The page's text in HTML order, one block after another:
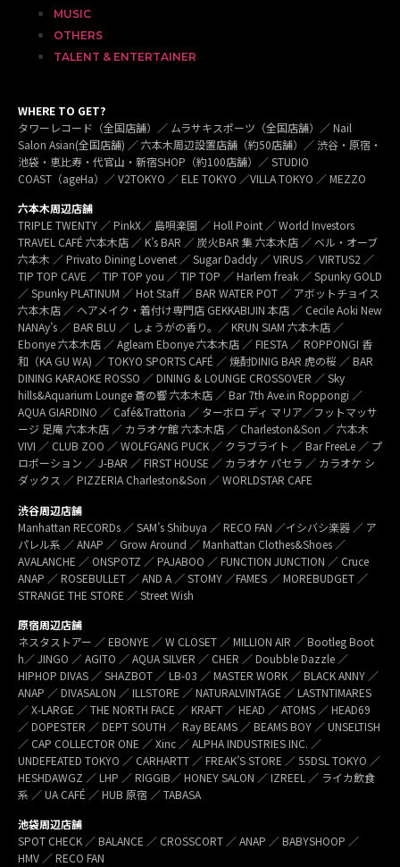
MUSIC
OTHERS
TALENT & ENTERTAINER
WHERE TO GET?
タワーレコード（全国店舗）／ ムラサキスポーツ（全国店舗）／ Nail
Salon Asian(全国店舗) ／ 六本木周辺設置店舗（約50店舗）／ 渋谷・原宿・
池袋・恵比寿・代官山・新宿SHOP（約100店舗）／ STUDIO
COAST（ageHa）／ V2TOKYO ／ ELE TOKYO ／VILLA TOKYO ／ MEZZO
六本木周辺店舗
TRIPLE TWENTY ／ PinkX／ 島唄楽園 ／ Holl Point ／ World Investors
TRAVEL CAFÉ 六本木店 ／ K’s BAR ／ 炭火BAR 集 六本木店 ／ ベル・オーブ
六本木 ／ Privato Dining Lovenet ／ Sugar Daddy ／ VIRUS ／ VIRTUS2 ／
TIP TOP CAVE ／ TIP TOP you ／ TIP TOP ／ Harlem freak ／ Spunky GOLD
／ Spunky PLATINUM ／ Hot Staff ／ BAR WATER POT ／ アボットチョイス
六本木店 ／ ヘアメイク・着付け専門店 GEKKABIJIN 本店 ／ Cecile Aoki New
NANAy’s ／ BAR BLU ／ しょうがの香り。／ KRUN SIAM 六本木店 ／
Ebonye 六本木店 ／ Agleam Ebonye 六本木店 ／ FIESTA ／ ROPPONGI 香
和（KA GU WA) ／ TOKYO SPORTS CAFÉ ／ 焼酎DINIG BAR 虎の桜 ／ BAR
DINING KARAOKE ROSSO ／ DINING & LOUNGE CROSSOVER ／ Sky
hills&Aquarium Lounge 蒼の響 六本木店 ／ Bar 7th Ave.in Roppongi ／
AQUA GIARDINO ／ Café&Trattoria ／ ターボロ ディ マリア／フットマッサ
ージ 足庵 六本木店 ／ カラオケ館 六本木店 ／ Charleston&Son ／ 六本木
VIVI ／ CLUB ZOO ／ WOLFGANG PUCK ／ クラブライト ／ Bar FreeLe ／ プ
ロポーション ／ J-BAR ／ FIRST HOUSE ／ カラオケ パセラ ／ カラオケ シ
ダックス ／ PIZZERIA Charleston&Son ／ WORLDSTAR CAFE
渋谷周辺店舗
Manhattan RECORDs ／ SAM’s Shibuya ／ RECO FAN ／イシバシ楽器 ／ ア
パレル系 ／ ANAP ／ Grow Around ／ Manhattan Clothes&Shoes ／
AVALANCHE ／ ONSPOTZ ／ PAJABOO ／ FUNCTION JUNCTION ／ Cruce
ANAP ／ ROSEBULLET ／ AND A ／ STOMY ／FAMES ／ MOREBUDGET ／
STRANGE THE STORE ／ Street Wish
原宿周辺店舗
ネスタストアー ／ EBONYE ／ W CLOSET ／ MILLION AIR ／ Bootleg Boot
h／ JINGO ／ AGITO ／ AQUA SILVER ／ CHER ／ Doubble Dazzle ／
HIPHOP DIVAS ／ SHAZBOT ／ LB-03 ／ MASTER WORK ／ BLACK ANNY ／
ANAP ／ DIVASALON ／ ILLSTORE ／ NATURALVINTAGE ／ LASTNTIMARES
／ X-LARGE ／ THE NORTH FACE ／ KRAFT ／ HEAD ／ ATOMS ／ HEAD69
／ DOPESTER ／ DEPT SOUTH ／ Ray BEAMS ／ BEAMS BOY ／ UNSELTISH
／ CAP COLLECTOR ONE ／ Xinc ／ ALPHA INDUSTRIES INC. ／
UNDEFEATED TOKYO ／ CARHARTT ／ FREAK’S STORE ／ 55DSL TOKYO ／
HESHDAWGZ ／ LHP ／ RIGGIB／ HONEY SALON ／ IZREEL ／ ライカ飲食
系 ／ UA CAFÉ ／ HUB 原宿 ／ TABASA
池袋周辺店舗
SPOT CHECK ／ BALANCE ／ CROSSCORT ／ ANAP ／ BABYSHOOP ／
HMV ／ RECO FAN